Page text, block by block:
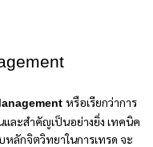
หรือเรียกว่าการ
ละสำคัญเป็นอย่างยิ่ง เทคนิค
ลักจิตวิทยาในการเทรด จะ